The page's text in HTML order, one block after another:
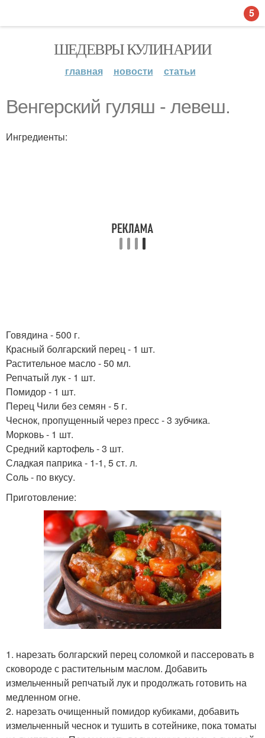
ШЕДЕВРЫ КУЛИНАРИИ
главная новости статьи
Венгерский гуляш - левеш.
Ингредиенты:
Говядина - 500 г.
Красный болгарский перец - 1 шт.
Растительное масло - 50 мл.
Репчатый лук - 1 шт.
Помидор - 1 шт.
Перец Чили без семян - 5 г.
Чеснок, пропущенный через пресс - 3 зубчика.
Морковь - 1 шт.
Средний картофель - 3 шт.
Сладкая паприка - 1-1, 5 ст. л.
Соль - по вкусу.
Приготовление:
1. нарезать болгарский перец соломкой и пассеровать в
сковороде с растительным маслом. Добавить
измельченный репчатый лук и продолжать готовить на
медленном огне.
2. нарезать очищенный помидор кубиками, добавить
измельченный чеснок и тушить в сотейнике, пока томаты
5